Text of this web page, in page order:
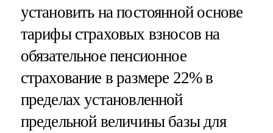
установить на постоянной основе
тарифы страховых взносов на
обязательное пенсионное
страхование в размере 22% в
пределах установленной
предельной величины базы для